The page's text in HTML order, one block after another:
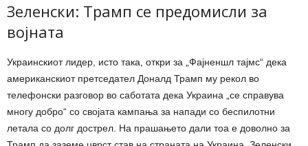
Зеленски: Трамп се предомисли за
војната
Украинскиот лидер, исто така, откри за „Фајненшл тајмс“ дека
американскиот претседател Доналд Трамп му рекол во
телефонски разговор во саботата дека Украина „се справува
многу добро“ со својата кампања за напади со беспилотни
летала со долг дострел. На прашањето дали тоа е доволно за